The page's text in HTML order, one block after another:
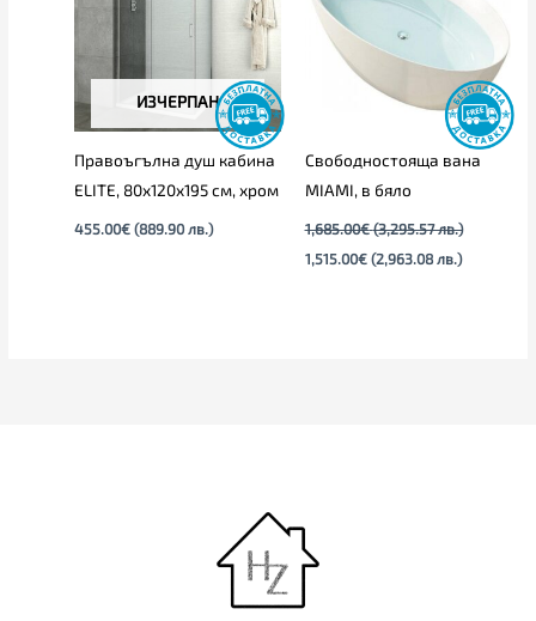
ИЗЧЕРПАН
Правоъгълна душ кабина
ELITE, 80х120х195 см, хром
455.00€ (889.90 лв.)
Свободностояща вана
MIAMI, в бяло
1,685.00€ (3,295.57 лв.)
(3,295.57
лв.).
1,515.00€ (2,963.08 лв.)
(2,963.08
лв.).